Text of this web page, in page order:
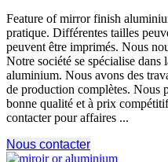
Feature of mirror finish
pratique. Différentes tailles
peuvent être imprimés. Nous
Notre société se spécialise
aluminium. Nous avons des
de production complètes. Nous
bonne qualité et à prix
contacter pour affaires ...
Nous contacter